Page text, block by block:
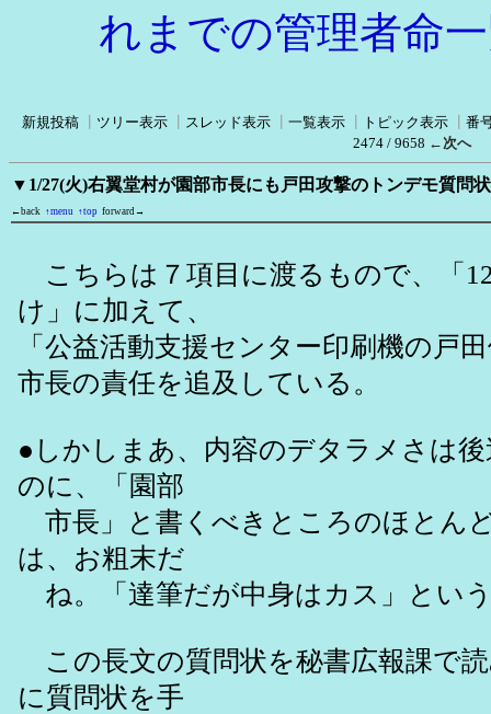
れまでの管理者命
新規投稿 ツリー表示 スレッド表示 一覧表示 トピック表示
番
2474 / 9658 ←次へ
▼1/27(火)右翼堂村が園部市長にも戸田攻撃のトンデモ質問
←back ↑menu ↑top forward→
こちらは７項目に渡るもので、「
け」に加えて、
「公益活動支援センター印刷機の戸
市長の責任を追及している。
●しかしまあ、内容のデタラメさは
のに、「園部
市長」と書くべきところのほとん
は、お粗末だ
ね。「達筆だが中身はカス」とい
この長文の質問状を秘書広報課で
に質問状を手